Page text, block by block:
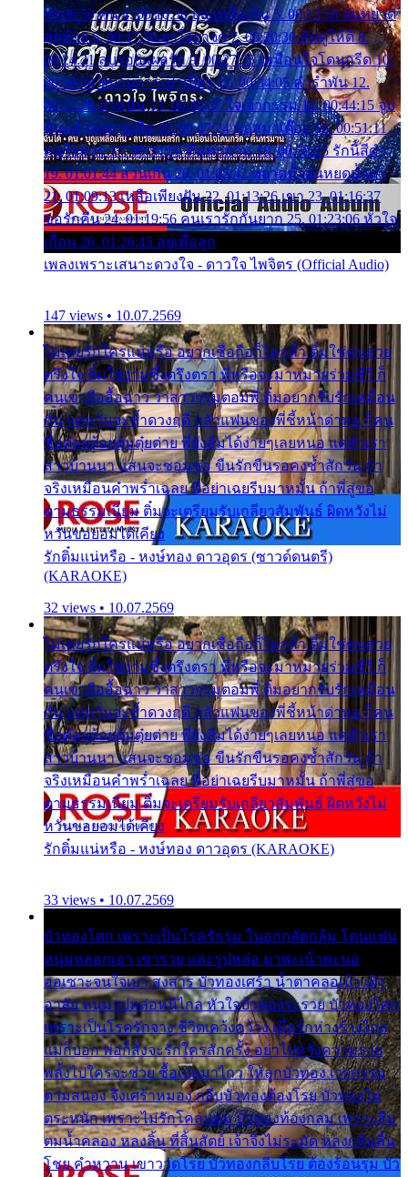
00:06:50 คน 4. 00:10:36 บุญเหลือเกิน 5. 00:13:58 ฝนหยาด
สุดท้าย 6. 00:17:30 ยาใจยาจก 7. 00:20:30 คิดดูให้ดี 8.
00:24:21 ลบรอยแผลรัก 9. 00:27:35 เหมือนใจโดนกรีด 10.
00:30:54 ขบวนการเปาเปียว 11. 00:34:05 คำรำพัน 12.
00:37:20 ปาหนัน 13. 00:40:37 ใจเจ้ากรรม 14. 00:44:15 จูบ
ฉันแล้วจงตายเสีย 15. 00:47:24 ขอสูมาเต๊อะ 16. 00:51:11
คนใจมาร 17. 00:54:50 คืนทรมาน 18. 00:58:25 รักนี้สีดำ
19. 01:01:44 ส่วนเกิน 20. 01:05:42 หยาดน้ำฝนหยดน้ำตา
21. 01:09:13 เหลือเพียงฝัน 22. 01:13:26 เขา 23. 01:16:37
ขอรักคืน 24. 01:19:56 คนเรารักกันยาก 25. 01:23:06 หัวใจ
เถื่อน 26. 01:26:45 อยู่เพื่อลูก
เพลงเพราะเสนาะดวงใจ - ดาวใจ ไพจิตร (Official Audio)
147 views • 10.07.2569
ไม่เคยรักใครแน่หรือ อยากเชื่อถือก็ไม่กล้า ติ๋มใช่คนสวย
ตรึงใจ ติ๋มใช่งามซึ้งตรึงตรา พี่หรือจะมาหมายร่วมชีวี ก็
คนเขาลืออื้อฉาว ว่าสาวๆรุมตอมพี่ ติ๋มอยากรับรักเหมือน
กัน แต่หวั่นจะช้ำดวงฤดี กลัวแฟนของพี่ชี้หน้าด่าทอ ก็คน
ชื่อต๋อยต้อยตุ้มตุ๋ยต่าย พี่ยังลืมได้ง่ายๆเลยหนอ แค่ตัวเรา
สาวบ้านนา แสนจะซอมซ่อ ขืนรักขืนรอคงช้ำสักวัน ถ้า
จริงเหมือนคำพร่ำเฉลย พี่อย่าเฉยรีบมาหมั้น ถ้าพี่สู่ขอ
ตามธรรมเนียม ติ๋มจะเตรียมรับเกลียวสัมพันธ์ ผิดหวังไม่
หวั่นขอยอมได้เคียง
รักติ๋มแน่หรือ - หงษ์ทอง ดาวอุดร (ซาวด์ดนตรี)
(KARAOKE)
32 views • 10.07.2569
ไม่เคยรักใครแน่หรือ อยากเชื่อถือก็ไม่กล้า ติ๋มใช่คนสวย
ตรึงใจ ติ๋มใช่งามซึ้งตรึงตรา พี่หรือจะมาหมายร่วมชีวี ก็
คนเขาลืออื้อฉาว ว่าสาวๆรุมตอมพี่ ติ๋มอยากรับรักเหมือน
กัน แต่หวั่นจะช้ำดวงฤดี กลัวแฟนของพี่ชี้หน้าด่าทอ ก็คน
ชื่อต๋อยต้อยตุ้มตุ๋ยต่าย พี่ยังลืมได้ง่ายๆเลยหนอ แค่ตัวเรา
สาวบ้านนา แสนจะซอมซ่อ ขืนรักขืนรอคงช้ำสักวัน ถ้า
จริงเหมือนคำพร่ำเฉลย พี่อย่าเฉยรีบมาหมั้น ถ้าพี่สู่ขอ
ตามธรรมเนียม ติ๋มจะเตรียมรับเกลียวสัมพันธ์ ผิดหวังไม่
หวั่นขอยอมได้เคียง
รักติ๋มแน่หรือ - หงษ์ทอง ดาวอุดร (KARAOKE)
33 views • 10.07.2569
บัวทองโศก เพราะเป็นโรครักรุม ในอกกลัดกลุ้ม โดนแฟน
หนุ่มหลอกเอา เขารวย และรูปหล่อ มาพะเน้าพะนอ
ออเซาะจนใจเบา สงสาร บัวทองเศร้า น้ำตาคลอเบ้า เฝ้า
อาลัย หนุ่มรูปหล่อหนีไกล หัวใจบัวทองระรวย บัวทองโศก
เพราะเป็นโรครักจาง ชีวิตเคว้งคว้าง เมื่อรักห่างร้างไกล
แม่ก็บอก พ่อก็สั่งจะรักใครสักครั้ง อย่าไปหวังความรวย
พลั้งไปใครจะช่วย ซื้อเปลมาไกว ให้ลูกบัวทอง เวรกรรม
ตามสนอง จึงเศร้าหมอง กลีบบัวทองต้องโรย บัวทองไม่
ตระหนัก เพราะไม่รักโคลนตม บัวทองท้องกลม เพราะลืม
ตมน้ำคลอง หลงลิ้น ที่สิ้นสัตย์ เจ้าจึงไม่ระมัด หลงกลิ่นลิ้น
โชย คำหวาน เขาวาดโรย บัวทองกลีบโรย ต้องร้อนรุม บัว